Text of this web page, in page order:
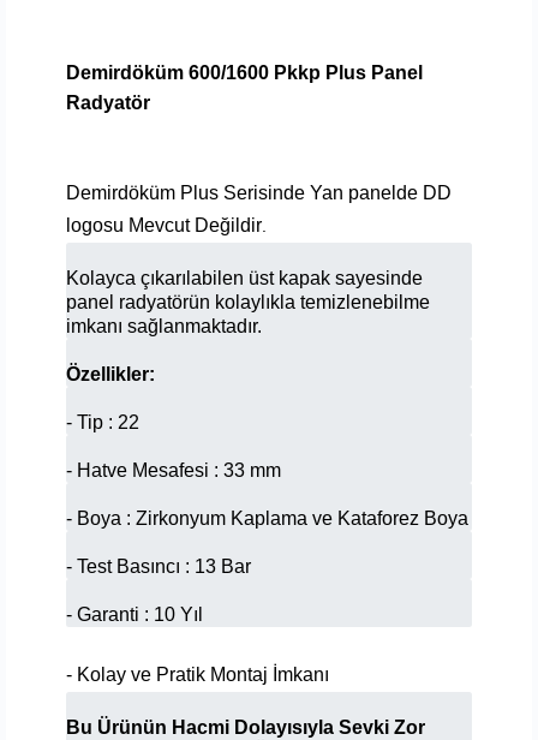
Demirdöküm 600/1600 Pkkp Plus Panel
Radyatör
Demirdöküm Plus Serisinde Yan panelde DD
logosu Mevcut Değildir.
Kolayca çıkarılabilen üst kapak sayesinde
panel radyatörün kolaylıkla temizlenebilme
imkanı sağlanmaktadır.
Özellikler:
- Tip : 22
- Hatve Mesafesi : 33 mm
- Boya : Zirkonyum Kaplama ve Kataforez Boya
- Test Basıncı : 13 Bar
- Garanti : 10 Yıl
- Kolay ve Pratik Montaj İmkanı
Bu Ürünün Hacmi Dolayısıyla Sevki Zor